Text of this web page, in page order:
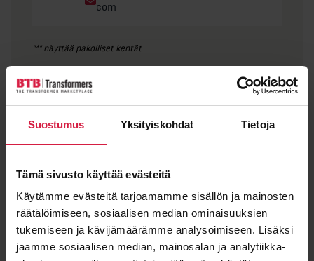
Suostumus Yksityiskohdat Tietoja
Tämä sivusto käyttää evästeitä
Käytämme evästeitä tarjoamamme sisällön ja mainosten
räätälöimiseen, sosiaalisen median ominaisuuksien
tukemiseen ja kävijämäärämme analysoimiseen. Lisäksi
jaamme sosiaalisen median, mainosalan ja analytiikka-
com
"*" näyttää pakolliset kentät
Etunimi
Sähköposti *